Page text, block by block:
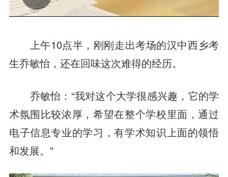
上午10点半，刚刚走出考场的汉中西乡考
生乔敏怡，还在回味这次难得的经历。
乔敏怡：“我对这个大学很感兴趣，它的学
术氛围比较浓厚，希望在整个学校里面，通过
电子信息专业的学习，有学术知识上面的领悟
和发展。”